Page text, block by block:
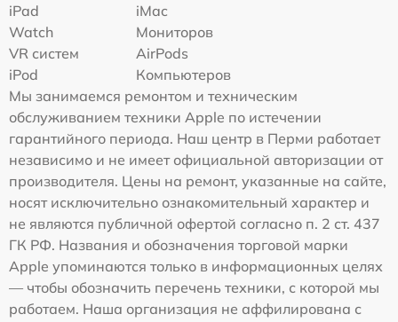
iPad
iMac
Watch
Мониторов
VR систем
AirPods
iPod
Компьютеров
Мы занимаемся ремонтом и техническим
обслуживанием техники Apple по истечении
гарантийного периода. Наш центр в Перми работает
независимо и не имеет официальной авторизации от
производителя. Цены на ремонт, указанные на сайте,
носят исключительно ознакомительный характер и
не являются публичной офертой согласно п. 2 ст. 437
ГК РФ. Названия и обозначения торговой марки
Apple упоминаются только в информационных целях
— чтобы обозначить перечень техники, с которой мы
работаем. Наша организация не аффилирована с